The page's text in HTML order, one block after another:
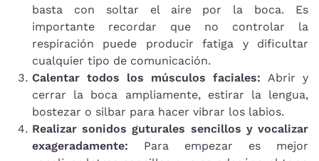
basta con soltar el aire por la boca. Es
importante recordar que no controlar la
respiración puede producir fatiga y dificultar
cualquier tipo de comunicación.
Calentar todos los músculos faciales: Abrir y
cerrar la boca ampliamente, estirar la lengua,
bostezar o silbar para hacer vibrar los labios.
Realizar sonidos guturales sencillos y vocalizar
exageradamente: Para empezar es mejor